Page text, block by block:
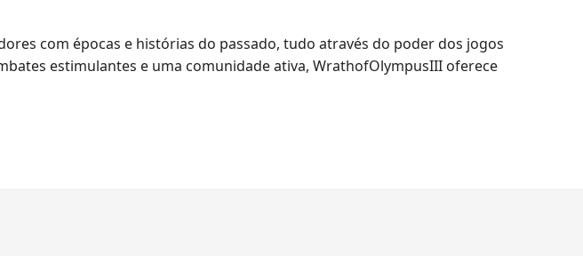
com épocas e histórias do passado, tudo através do poder dos jogos
estimulantes e uma comunidade ativa, WrathofOlympusIII oferece